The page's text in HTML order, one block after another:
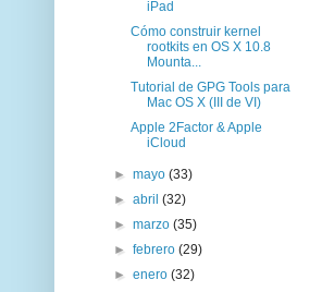
iPad
Cómo construir kernel
rootkits en OS X 10.8
Mounta...
Tutorial de GPG Tools para
Mac OS X (III de VI)
Apple 2Factor & Apple
iCloud
►mayo(33)
►abril(32)
►marzo(35)
►febrero(29)
►enero(32)